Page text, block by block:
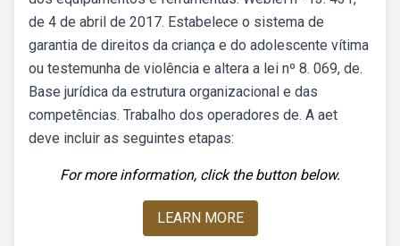
de 4 de abril de 2017. Estabelece o sistema de
garantia de direitos da criança e do adolescente vítima
ou testemunha de violência e altera a lei nº 8. 069, de.
Base jurídica da estrutura organizacional e das
competências. Trabalho dos operadores de. A aet
deve incluir as seguintes etapas:
For more information, click the button below.
LEARN MORE